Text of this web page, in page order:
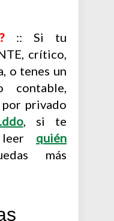
:: Si tu
crítico,
o tenes un
contable,
privado
, si te
leer quién
más